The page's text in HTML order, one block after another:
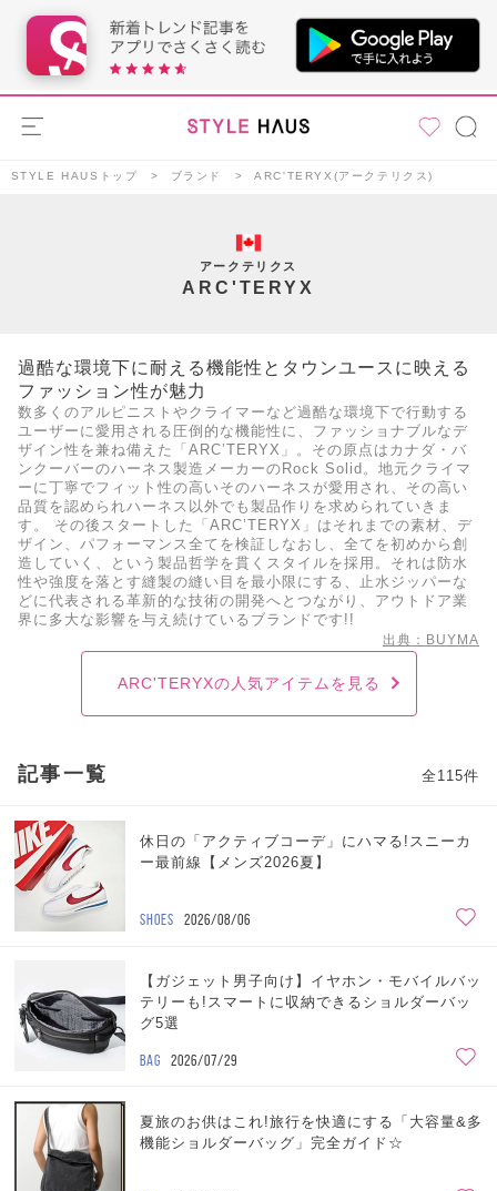
STYLE HAUSトップ ブランド ARC'TERYX(アークテリクス)
アークテリクス
ARC'TERYX
過酷な環境下に耐える機能性とタウンユースに映える
ファッション性が魅力
数多くのアルピニストやクライマーなど過酷な環境下で行動する
ユーザーに愛用される圧倒的な機能性に、ファッショナブルなデ
ザイン性を兼ね備えた「ARC’TERYX」。その原点はカナダ・バ
ンクーバーのハーネス製造メーカーのRock Solid。地元クライマ
ーに丁寧でフィット性の高いそのハーネスが愛用され、その高い
品質を認められハーネス以外でも製品作りを求められていきま
す。 その後スタートした「ARC’TERYX」はそれまでの素材、デ
ザイン、パフォーマンス全てを検証しなおし、全てを初めから創
造していく、という製品哲学を貫くスタイルを採用。それは防水
性や強度を落とす縫製の縫い目を最小限にする、止水ジッパーな
どに代表される革新的な技術の開発へとつながり、アウトドア業
界に多大な影響を与え続けているブランドです!!
出典：BUYMA
ARC'TERYXの人気アイテムを見る
記事一覧 全115件
休日の「アクティブコーデ」にハマる!スニーカ
ー最前線【メンズ2026夏】
SHOES 2026/08/06
【ガジェット男子向け】イヤホン・モバイルバッ
テリーも!スマートに収納できるショルダーバッ
グ5選
BAG 2026/07/29
夏旅のお供はこれ!旅行を快適にする「大容量&多
機能ショルダーバッグ」完全ガイド☆